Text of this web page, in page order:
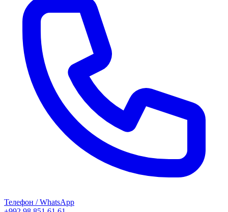
Телефон / WhatsApp